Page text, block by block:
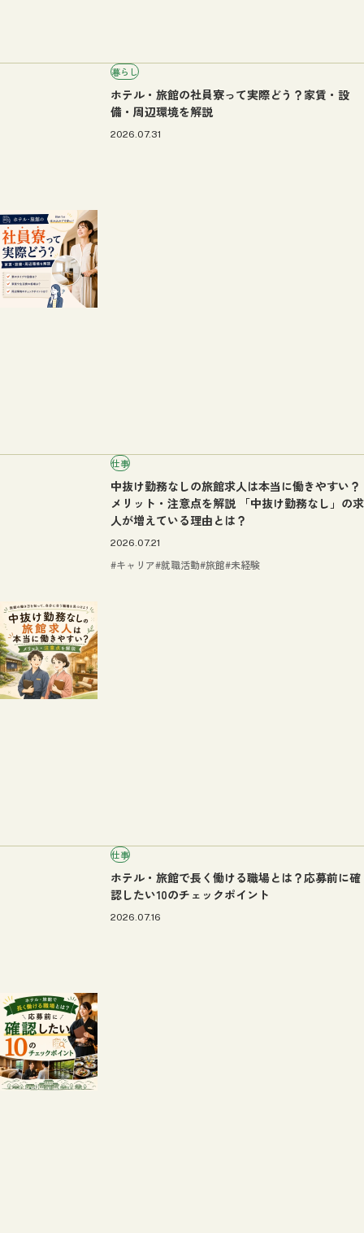
暮らし
ホテル・旅館の社員寮って実際どう？家賃・設
備・周辺環境を解説
2026.07.31
仕事
中抜け勤務なしの旅館求人は本当に働きやすい？
メリット・注意点を解説 「中抜け勤務なし」の求
人が増えている理由とは？
2026.07.21
キャリア 就職活動 旅館 未経験
仕事
ホテル・旅館で長く働ける職場とは？応募前に確
認したい10のチェックポイント
2026.07.16